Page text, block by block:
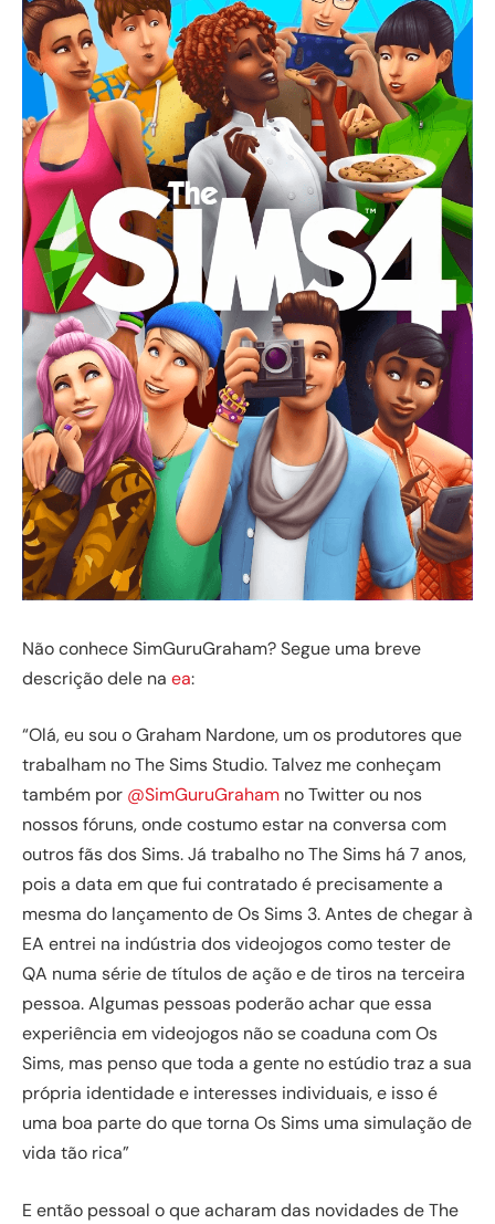
Não conhece SimGuruGraham? Segue uma breve
descrição dele na ea:
“Olá, eu sou o Graham Nardone, um os produtores que
trabalham no The Sims Studio. Talvez me conheçam
também por @SimGuruGraham no Twitter ou nos
nossos fóruns, onde costumo estar na conversa com
outros fãs dos Sims. Já trabalho no The Sims há 7 anos,
pois a data em que fui contratado é precisamente a
mesma do lançamento de Os Sims 3. Antes de chegar à
EA entrei na indústria dos videojogos como tester de
QA numa série de títulos de ação e de tiros na terceira
pessoa. Algumas pessoas poderão achar que essa
experiência em videojogos não se coaduna com Os
Sims, mas penso que toda a gente no estúdio traz a sua
própria identidade e interesses individuais, e isso é
uma boa parte do que torna Os Sims uma simulação de
vida tão rica”
E então pessoal o que acharam das novidades de The